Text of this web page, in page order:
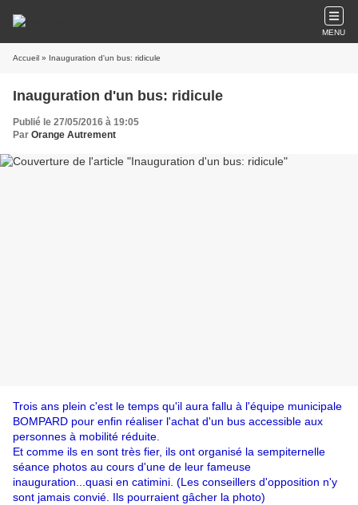
MENU
Accueil » Inauguration d'un bus: ridicule
Inauguration d'un bus: ridicule
Publié le 27/05/2016 à 19:05
Par Orange Autrement
Trois ans plein c'est le temps qu'il aura fallu à l'équipe municipale
BOMPARD pour enfin réaliser l'achat d'un bus accessible aux
personnes à mobilité réduite.
Et comme ils en sont très fier, ils ont organisé la sempiternelle
séance photos au cours d'une de leur fameuse
inauguration...quasi en catimini. (Les conseillers d'opposition n'y
sont jamais convié. Ils pourraient gâcher la photo)